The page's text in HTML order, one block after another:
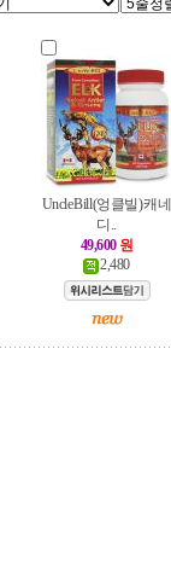
Uncle Bill(엉클빌) 캐네
디..
49,600 원
2,480